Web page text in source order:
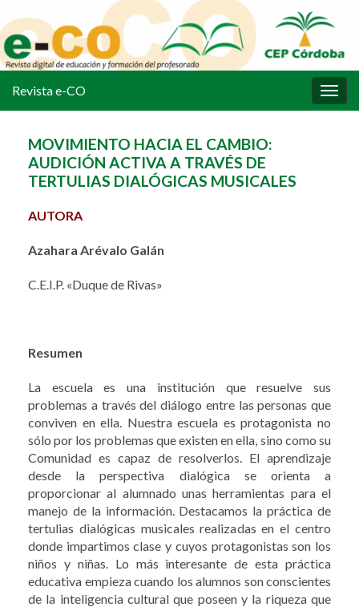
la
Revista e-CO
MOVIMIENTO HACIA EL CAMBIO:
AUDICIÓN ACTIVA A TRAVÉS DE
TERTULIAS DIALÓGICAS MUSICALES
AUTORA
Azahara Arévalo Galán
C.E.I.P. «Duque de Rivas»
Resumen
La escuela es una institución que resuelve sus
problemas a través del diálogo entre las personas que
conviven en ella. Nuestra escuela es protagonista no
sólo por los problemas que existen en ella, sino como su
Comunidad es capaz de resolverlos. El aprendizaje
desde la perspectiva dialógica se orienta a
proporcionar al alumnado unas herramientas para el
manejo de la información. Destacamos la práctica de
tertulias dialógicas musicales realizadas en el centro
donde impartimos clase y cuyos protagonistas son los
niños y niñas. Lo más interesante de esta práctica
educativa empieza cuando los alumnos son conscientes
de la inteligencia cultural que poseen y la riqueza que